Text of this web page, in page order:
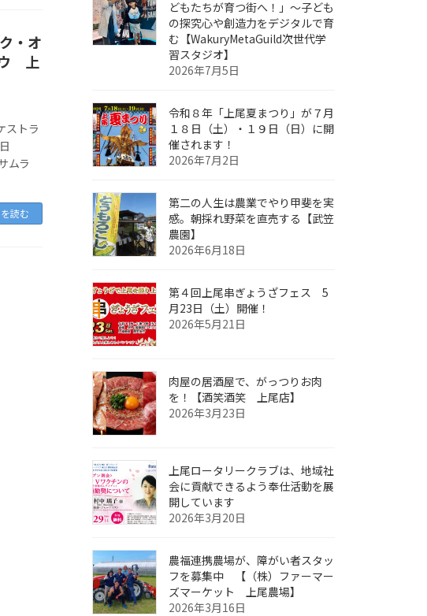
・オ
ウ 上
ストラ
ムラ
読む
どもたちが育つ街へ！」〜子ども
の探究心や創造力をデジタルで育
む【WakuryMetaGuild次世代学
習スタジオ】
2026年7月5日
令和８年「上尾夏まつり」が７月
１８日（土）・１９日（日）に開
催されます！
2026年7月2日
第二の人生は農業でやり甲斐を実
感。朝採れ野菜を直売する【武笠
農園】
2026年6月18日
第４回上尾串ぎょうざフェス 5
月23日（土）開催！
2026年5月21日
肉屋の居酒屋で、がっつりお肉
を！【酒笑酒笑 上尾店】
2026年3月23日
上尾ロータリークラブは、地域社
会に貢献できるよう奉仕活動を展
開しています
2026年3月20日
農福連携農場が、障がい者スタッ
フを募集中 【（株）ファーマー
ズマーケット 上尾農場】
2026年3月16日